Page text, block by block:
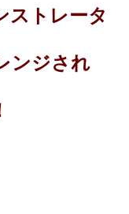
ストレータ
ンジされ